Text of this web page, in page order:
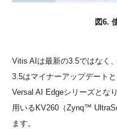
図6.
Vitis AIは最新の3.5ではなく
3.5はマイナーアップデート
Versal AI Edgeシリーズとなり
用いるKV260（Zynq™
ます。